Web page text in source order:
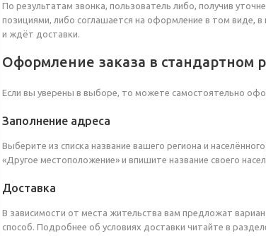
По результатам звонка, пользователь либо, получив
позициями, либо соглашается на оформление в том виде,
и ждёт доставки.
Оформление заказа в стандартном
Если вы уверены в выборе, то можете самостоятельно
Заполнение адреса
Выберите из списка название вашего региона и
«Другое местоположение» и впишите название своего
Доставка
В зависимости от места жительства вам предложат
способ. Подробнее об условиях доставки читайте в